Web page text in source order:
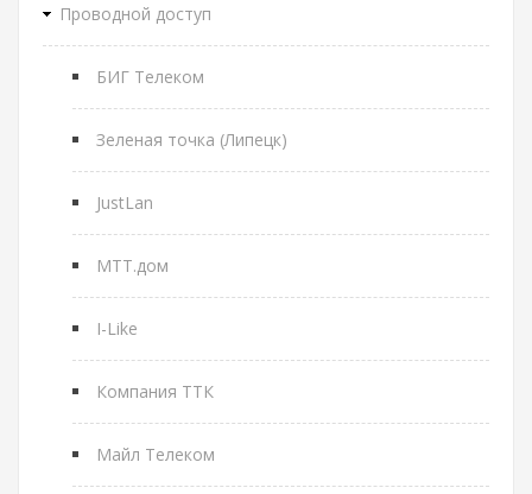
Проводной доступ
БИГ Телеком
Зеленая точка (Липецк)
JustLan
МТТ.дом
I-Like
Компания ТТК
Майл Телеком